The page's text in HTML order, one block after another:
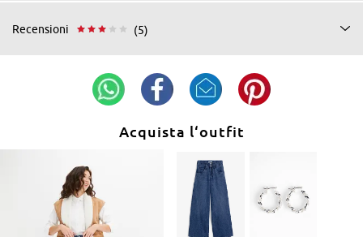
Recensioni (5)
Acquista l‘outfit